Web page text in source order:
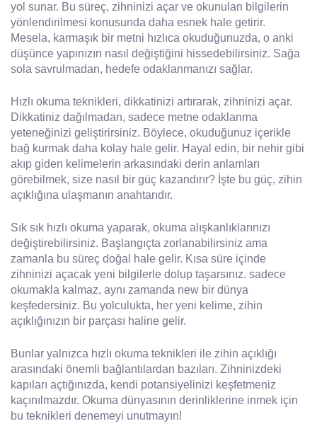
yol sunar. Bu süreç, zihninizi açar ve okunulan bilgilerin
yönlendirilmesi konusunda daha esnek hale getirir.
Mesela, karmaşık bir metni hızlıca okuduğunuzda, o anki
düşünce yapınızın nasıl değiştiğini hissedebilirsiniz. Sağa
sola savrulmadan, hedefe odaklanmanızı sağlar.
Hızlı okuma teknikleri, dikkatinizi artırarak, zihninizi açar.
Dikkatiniz dağılmadan, sadece metne odaklanma
yeteneğinizi geliştirirsiniz. Böylece, okuduğunuz içerikle
bağ kurmak daha kolay hale gelir. Hayal edin, bir nehir gibi
akıp giden kelimelerin arkasındaki derin anlamları
görebilmek, size nasıl bir güç kazandırır? İşte bu güç, zihin
açıklığına ulaşmanın anahtarıdır.
Sık sık hızlı okuma yaparak, okuma alışkanlıklarınızı
değiştirebilirsiniz. Başlangıçta zorlanabilirsiniz ama
zamanla bu süreç doğal hale gelir. Kısa süre içinde
zihninizi açacak yeni bilgilerle dolup taşarsınız. sadece
okumakla kalmaz, aynı zamanda new bir dünya
keşfedersiniz. Bu yolculukta, her yeni kelime, zihin
açıklığınızın bir parçası haline gelir.
Bunlar yalnızca hızlı okuma teknikleri ile zihin açıklığı
arasındaki önemli bağlantılardan bazıları. Zihninizdeki
kapıları açtığınızda, kendi potansiyelinizi keşfetmeniz
kaçınılmazdır. Okuma dünyasının derinliklerine inmek için
bu teknikleri denemeyi unutmayın!